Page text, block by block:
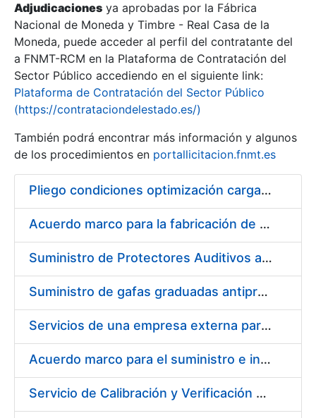
Show/Hide
Adjudicaciones ya aprobadas por la Fábrica
Nacional de Moneda y Timbre - Real Casa de la
Moneda, puede acceder al perfil del contratante del
a FNMT-RCM en la Plataforma de Contratación del
Sector Público accediendo en el siguiente link:
Plataforma de Contratación del Sector Público
(https://contrataciondelestado.es/)
También podrá encontrar más información y algunos
de los procedimientos en portallicitacion.fnmt.es
Pliego condiciones optimización cargas compras firmado
Acuerdo marco para la fabricación de piezas
Suministro de Protectores Auditivos a medida para las personas trabajadoras de los Centros de Trabajo de Madrid y Burgos
Suministro de gafas graduadas antiproyecciones para los trabajadores de la FNMT-RCM en los centros de trabajo de Madrid y Burgos
Servicios de una empresa externa para el asesoramiento y resolución de los recursos de alzada que se presentan relacionados con procesos de selección para la FNMT-RCM
Acuerdo marco para el suministro e instalación de persianas, estores y otros complementos
Servicio de Calibración y Verificación Externa de los Equipos de Medición del Servicio de Prevención de la FNMT-RCM